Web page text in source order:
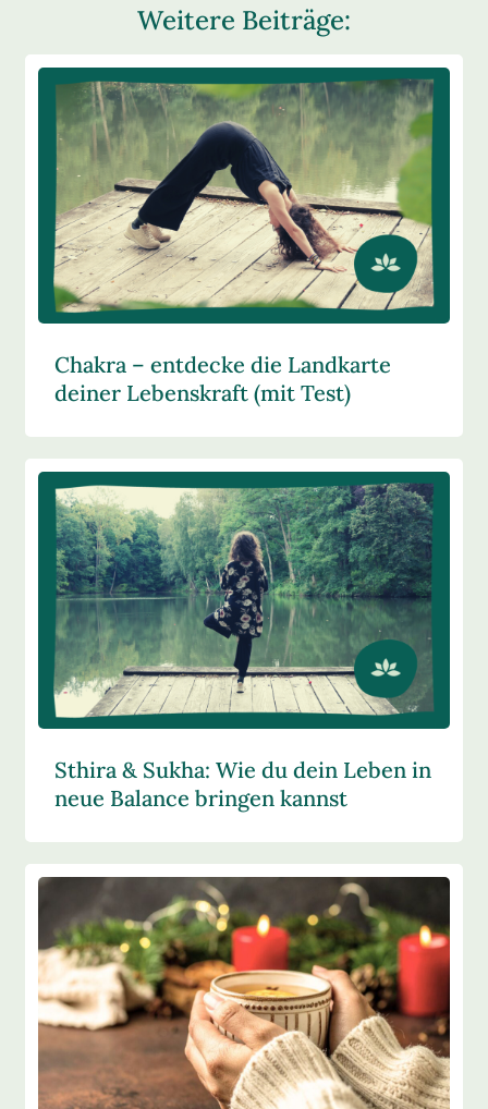
Weitere Beiträge:
Chakra – entdecke die Landkarte
deiner Lebenskraft (mit Test)
Sthira & Sukha: Wie du dein Leben in
neue Balance bringen kannst